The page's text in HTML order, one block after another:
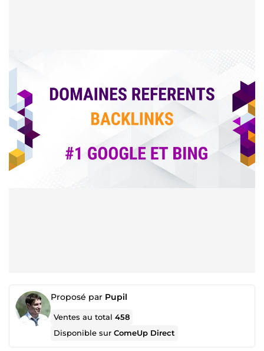
Proposé par Pupil
Ventes au total458
Disponible surComeUp Direct